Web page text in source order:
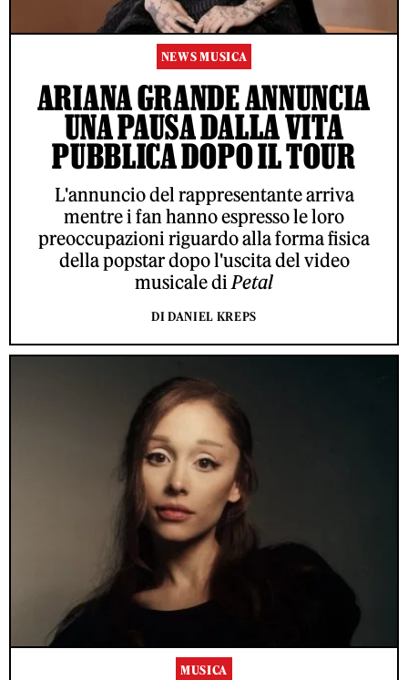
NEWS MUSICA
ARIANA GRANDE ANNUNCIA
UNA PAUSA DALLA VITA
PUBBLICA DOPO IL TOUR
L'annuncio del rappresentante arriva
mentre i fan hanno espresso le loro
preoccupazioni riguardo alla forma fisica
della popstar dopo l'uscita del video
musicale diPetal
DI DANIEL KREPS
MUSICA